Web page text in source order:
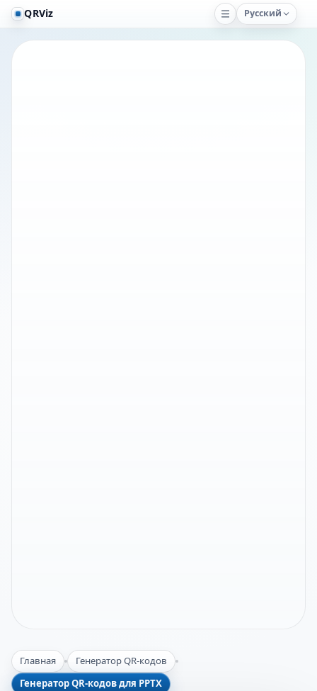
QRViz Русский
Главная
Генератор QR-кодов
Генератор QR-кодов для PPTX